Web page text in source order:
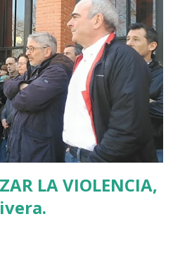
en Madrid de la mano de un
que acabó convirtiéndose en
de la pirámide española:
Nuestro "Pedro J.
dossieres de políticos,
y periodistas. Alguien tiene que
esa información sensible
LA VIOLENCIA,